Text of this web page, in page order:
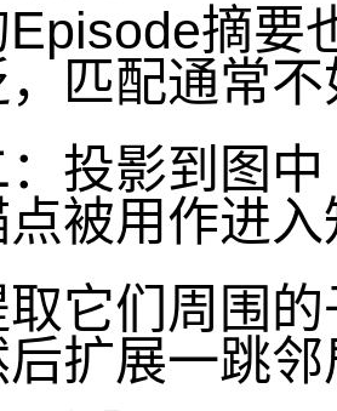
摘要
匹配通常
：投影到图中
被用作进
它们周围
扩展一跳